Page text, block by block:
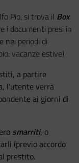
Pio, si trova il Box
i documenti presi in
nei periodi di
vacanze estive)
a partire
l’utente verrà
ai giorni di
smarriti, o
(previo accordo
prestito.